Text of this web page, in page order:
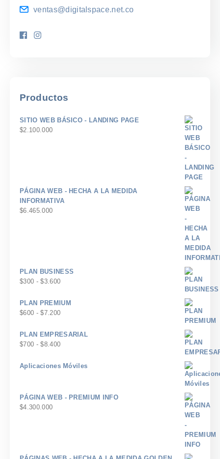
ventas@digitalspace.net.co
Productos
SITIO WEB BÁSICO - LANDING PAGE
$2.100.000
PÁGINA WEB - HECHA A LA MEDIDA
INFORMATIVA
$6.465.000
PLAN BUSINESS
$300 - $3.600Rango
precios:
desde
PLAN PREMIUM
$600 - $7.200Rango
precios:
desde
hasta
PLAN EMPRESARIAL
$700 - $8.400Rango
precios:
Aplicaciones Móviles
PÁGINA WEB - PREMIUM INFO
$4.300.000